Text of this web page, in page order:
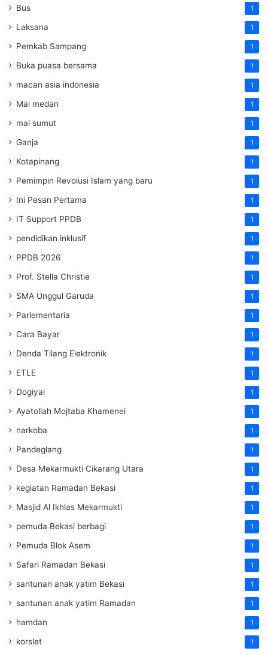
Bus 1
Laksana 1
Pemkab Sampang 1
Buka puasa bersama 1
macan asia indonesia 1
Mai medan 1
mai sumut 1
Ganja 1
Kotapinang 1
Pemimpin Revolusi Islam yang baru 1
Ini Pesan Pertama 1
IT Support PPDB 1
pendidikan inklusif 1
PPDB 2026 1
Prof. Stella Christie 1
SMA Unggul Garuda 1
Parlementaria 1
Cara Bayar 1
Denda Tilang Elektronik 1
ETLE 1
Dogiyai 1
Ayatollah Mojtaba Khamenei 1
narkoba 1
Pandeglang 1
Desa Mekarmukti Cikarang Utara 1
kegiatan Ramadan Bekasi 1
Masjid Al Ikhlas Mekarmukti 1
pemuda Bekasi berbagi 1
Pemuda Blok Asem 1
Safari Ramadan Bekasi 1
santunan anak yatim Bekasi 1
santunan anak yatim Ramadan 1
hamdan 1
korslet 1